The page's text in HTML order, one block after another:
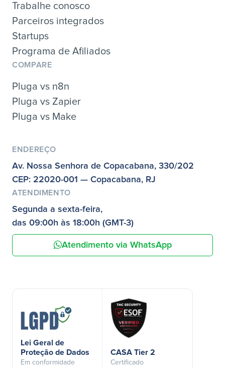
Trabalhe conosco
Parceiros integrados
Startups
Programa de Afiliados
COMPARE
Pluga vs n8n
Pluga vs Zapier
Pluga vs Make
ENDEREÇO
Av. Nossa Senhora de Copacabana, 330/202
CEP: 22020-001 — Copacabana, RJ
ATENDIMENTO
Segunda a sexta-feira,
das 09:00h às 18:00h (GMT-3)
Atendimento via WhatsApp
Lei Geral de
Proteção de Dados
Em conformidade
CASA Tier 2
Certificado